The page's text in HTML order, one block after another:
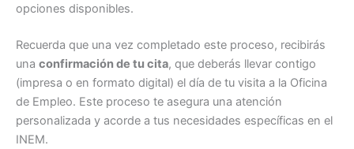
opciones disponibles.
Recuerda que una vez completado este proceso, recibirás
una confirmación de tu cita, que deberás llevar contigo
(impresa o en formato digital) el día de tu visita a la Oficina
de Empleo. Este proceso te asegura una atención
personalizada y acorde a tus necesidades específicas en el
INEM.